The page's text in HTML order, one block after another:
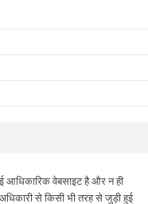
आधिकारिक वेबसाइट है और न ही
से किसी भी तरह से जुड़ी हुई